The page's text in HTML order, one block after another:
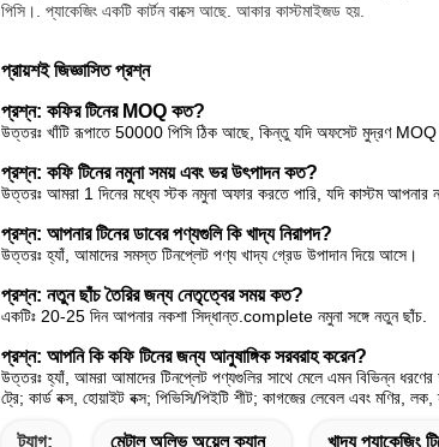
পিসি।. প্যাকেজিং একটি কার্টন বাক্সে আছে. আকার কাস্টমাইজড হয়.
প্রায়শই জিজ্ঞাসিত প্রশ্ন
প্রশ্ন: কফির টিনের MOQ কত?
উত্তরঃ খাঁটি রূপাতে 50000 পিসি ঠিক আছে, কিন্তু যদি অফসেট মুদ্রণ
প্রশ্ন: কফি টিনের নমুনা সময় এবং ভর উৎপাদন কত?
উত্তরঃ আমরা 1 দিনের মধ্যে স্টক নমুনা অফার করতে পারি, যদি কাস্টম
প্রশ্ন: আপনার টিনের ডাবের পণ্যগুলি কি খাদ্য নিরাপদ?
উত্তরঃ হ্যাঁ, আমাদের সমস্ত টিনপ্লেট পণ্য খাদ্য গ্রেড উপাদান দিয়ে আসে।
প্রশ্ন: নতুন ছাঁচ তৈরির জন্য নেতৃত্বের সময় কত?
একটিঃ 20-25 দিন আপনার নকশা সিদ্ধান্ত.complete নমুনা সঙ্গে নতুন ছাঁচ.
প্রশ্ন: আপনি কি কফি টিনের জন্য আনুষাঙ্গিক সরবরাহ করেন?
উত্তরঃ হ্যাঁ, আমরা আমাদের টিনপ্লেট পণ্যগুলির সাথে মেলে এমন বিভিন্ন
ট্রে; কার্ড বক্স, হোয়াইট বক্স; পিভিসি/পিইটি শীট; কাগজের লেবেল এবং মণির, লক,
ট্যাগ: মেটাল অলিভ অয়েল ক্যান খাদ্য প্যাকেজিং